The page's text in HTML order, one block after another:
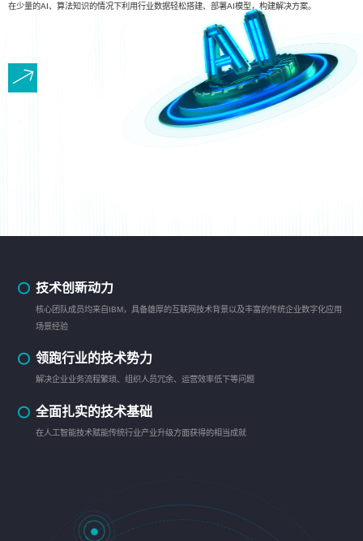
在少量的AI、算法知识的情况下利用行业数据轻松搭建、部署AI模型，构建解决方案。
技术创新动力
核心团队成员均来自IBM，具备雄厚的互联网技术背景以及丰富的传统企业数字化应用
场景经验
领跑行业的技术势力
解决企业业务流程繁琐、组织人员冗余、运营效率低下等问题
全面扎实的技术基础
在人工智能技术赋能传统行业产业升级方面获得的相当成就